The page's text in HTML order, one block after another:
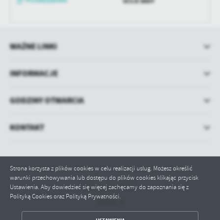
Strona korzysta z plików cookies w celu realizacji usług. Możesz określić
warunki przechowywania lub dostępu do plików cookies klikając przycisk
Ustawienia. Aby dowiedzieć się więcej zachęcamy do zapoznania się z
Polityką Cookies oraz Polityką Prywatności.
treści w postaci wiadomości, ofert, komunikatów mediów
WAŻNE LINKI
INFORMACJE
GODZINY OTWARCIA
KONTAKT
Odwiedzin: 70946